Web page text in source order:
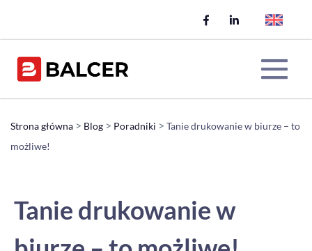
Strona główna > Blog > Poradniki > Tanie drukowanie w biurze – to
możliwe!
Tanie drukowanie w